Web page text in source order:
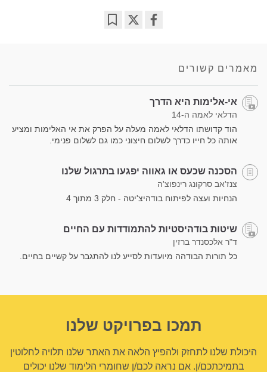
מאמרים קשורים
אי-אלימות היא הדרך
הדלאי לאמה ה-14
הוד קדושתו הדלאי לאמה מעלה על הפרק את אי האלימות ומציע
אותה כל חייו כדרך לשלום חיצוני כמו גם לשלום פנימי.
הסכנה שכעס או גאווה יפגעו בתרגול שלנו
צנז'אב סרקונג רינפוצ'ה
הנחיות ועצה לפיתוח בודהיצ'יטה - חלק 3 מתוך 4
שיטות בודהיסטיות להתמודדות עם החיים
ד"ר אלכסנדר ברזין
כל תורות הבודהה מיועדות לסייע לנו להתגבר על קשיים בחיים.
תמכו בפרויקט שלנו
היכולת שלנו לתחזק ולהפיץ הלאה את האתר שלנו תלויה לחלוטין
בתמיכתכם/ן. אם נראה לכם/ן שחומרי הלימוד שלנו יכולים